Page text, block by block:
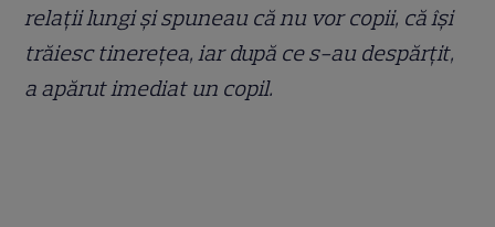
relații lungi și spuneau că nu vor copii, că își
trăiesc tinerețea, iar după ce s-au despărțit,
a apărut imediat un copil.